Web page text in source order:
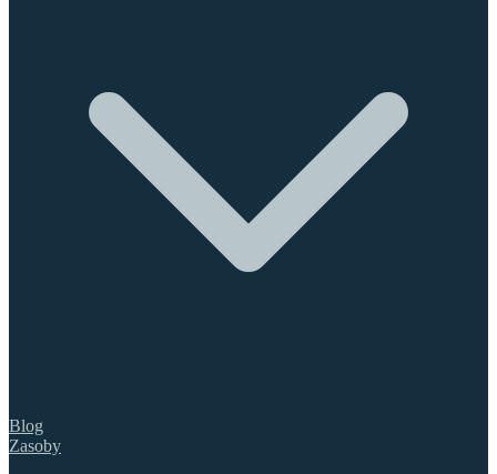
Blog
Zasoby